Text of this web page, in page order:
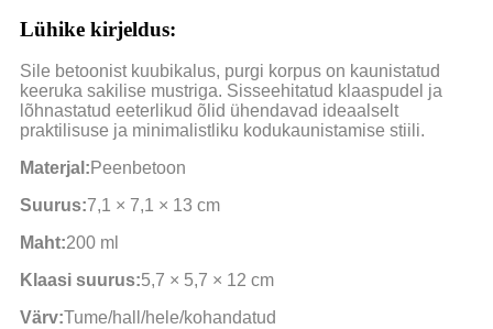
Lühike kirjeldus:
Sile betoonist kuubikalus, purgi korpus on kaunistatud
keeruka sakilise mustriga. Sisseehitatud klaaspudel ja
lõhnastatud eeterlikud õlid ühendavad ideaalselt
praktilisuse ja minimalistliku kodukaunistamise stiili.
Materjal: Peenbetoon
Suurus:7,1 × 7,1 × 13 cm
Maht:200 ml
Klaasi suurus:5,7 × 5,7 × 12 cm
Värv:Tume/hall/hele/kohandatud